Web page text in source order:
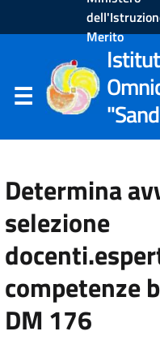
Merito
Determina
selezione
competenze
DM 176